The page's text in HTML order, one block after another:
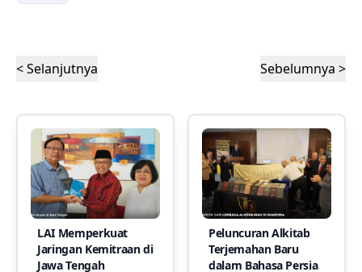
< Selanjutnya Sebelumnya >
LAI Memperkuat
Jaringan Kemitraan di
Jawa Tengah
Peluncuran Alkitab
Terjemahan Baru
dalam Bahasa Persia